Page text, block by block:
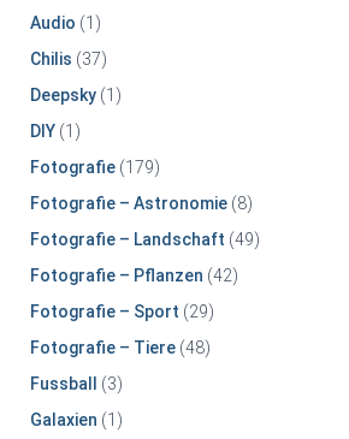
Audio (1)
Chilis (37)
Deepsky (1)
DIY (1)
Fotografie (179)
Fotografie – Astronomie (8)
Fotografie – Landschaft (49)
Fotografie – Pflanzen (42)
Fotografie – Sport (29)
Fotografie – Tiere (48)
Fussball
(3)
Galaxien (1)